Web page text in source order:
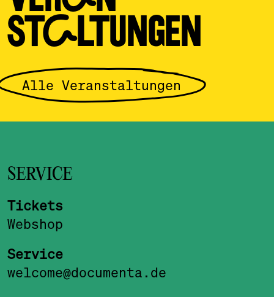
STALTUNGEN
Alle Veranstaltungen
SERVICE
Tickets
Webshop
Service
welcome@documenta.de